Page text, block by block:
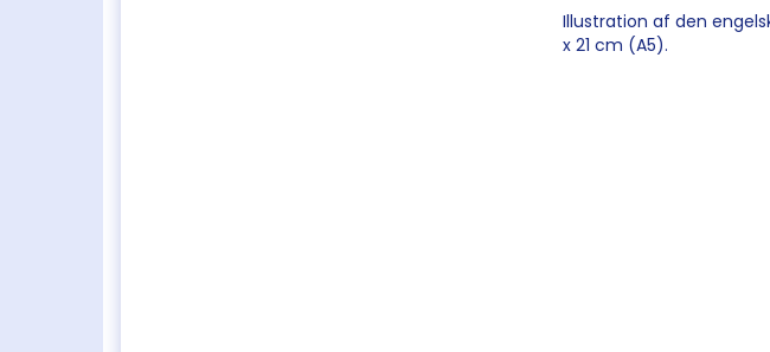
Illustration af den
x 21 cm (A5).